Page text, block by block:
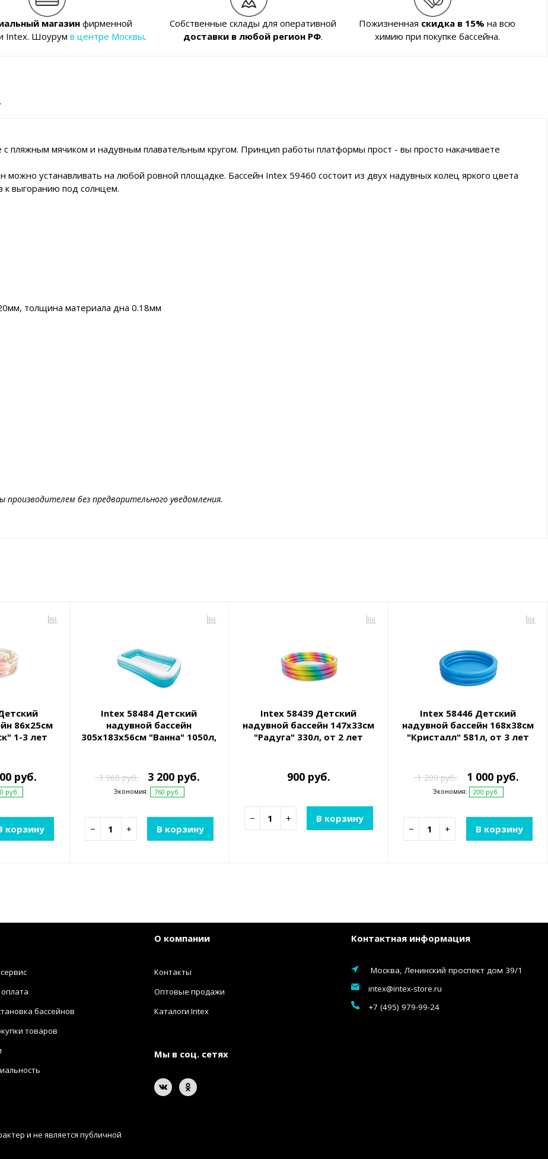
магазинфирменной
Intex. Шоурумв центре Москвы.
Собственные склады для оперативной
доставки в любой регион РФ.
Пожизненная скидка в 15% на всю
химию при покупке бассейна.
пляжным мячиком и надувным плавательным кругом. Принцип работы платформы прост - вы просто накачиваете
устанавливать на любой ровной площадке. Бассейн Intex 59460 состоит из двух надувных колец яркого цвета
к выгоранию под солнцем.
толщина материала дна 0.18мм
без предварительного уведомления.
86х25см
1-3 лет
руб.
руб.
корзину
Intex 58484 Детский
надувной бассейн
305х183х56см "Ванна" 1050л,
3 960 руб. 3 200 руб.
Экономия: 760 руб.
− + В корзину
Intex 58439 Детский
надувной бассейн 147х33см
"Радуга" 330л, от 2 лет
900 руб.
− + В корзину
Intex 58446 Детский
надувной бассейн 168х38см
"Кристалл" 581л, от 3 лет
1 200 руб. 1 000 руб.
Экономия: 200 руб.
− + В корзину
бассейнов
товаров
О компании
Контакты
Оптовые продажи
Каталоги Intex
Мы в соц. сетях
Контактная информация
Москва, Ленинский проспект дом 39/1
intex@intex-store.ru
+7 (495) 979-99-24
и не является публичной